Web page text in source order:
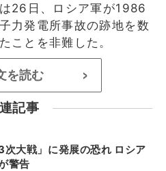
26日、ロシア軍が1986
力発電所事故の跡地を数
ことを非難した。
を読む >
記事
3次大戦」に発展の恐れ ロシア
警告